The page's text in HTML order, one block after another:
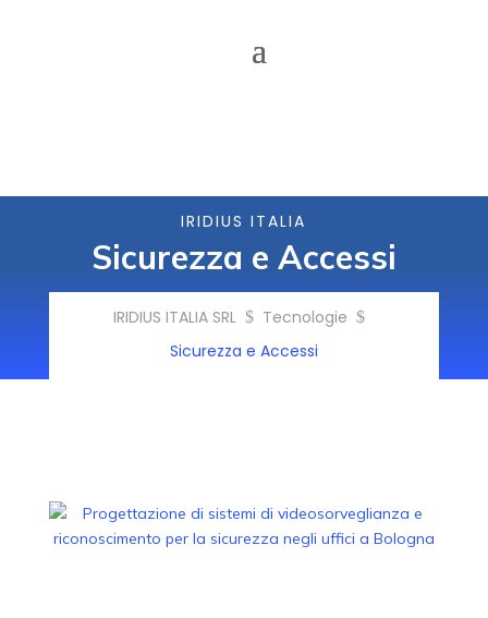
IRIDIUS ITALIA
Sicurezza e Accessi
IRIDIUS ITALIA SRL $ Tecnologie $
Sicurezza e Accessi